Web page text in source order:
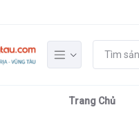
Trang Chủ